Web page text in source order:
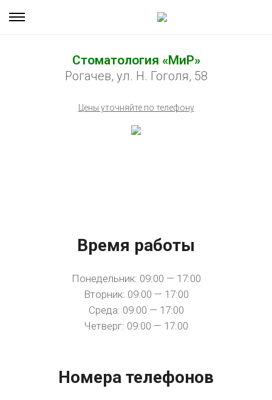
Стоматология «МиР»
Рогачев, ул. Н. Гоголя, 58
Цены уточняйте по телефону
Время работы
Понедельник: 09:00 — 17:00
Вторник: 09:00 — 17:00
Среда: 09:00 — 17:00
Четверг: 09:00 — 17:00
Номера телефонов